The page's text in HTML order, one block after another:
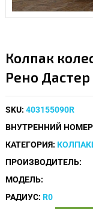
Колпак
Рено Дастер
SKU: 403155090R
ВНУТРЕННИЙ
КАТЕГОРИЯ:
ПРОИЗВОДИТЕЛЬ:
МОДЕЛЬ:
РАДИУС: R0